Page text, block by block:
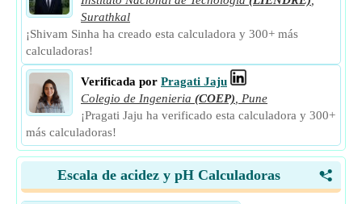
Surathkal
¡Shivam Sinha ha creado esta calculadora y 300+ más
calculadoras!
Verificada por Pragati Jaju
Colegio de Ingenieria (COEP)
Pune
¡Pragati Jaju ha verificado esta calculadora y 300+
más calculadoras!
<
Escala de acidez y pH Calculadoras